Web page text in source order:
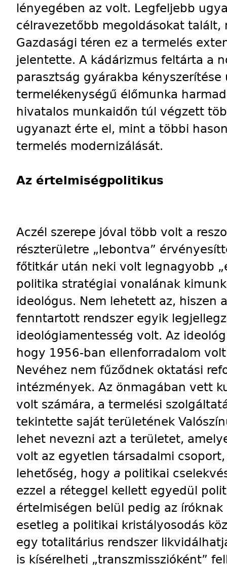
lényegében az volt. Legfeljebb
célravezetőbb megoldásokat talált,
Gazdasági téren ez a termelés
jelentette. A kádárizmus feltárta a
parasztság gyárakba kényszerítése
termelékenységű élőmunka
hivatalos munkaidőn túl végzett
ugyanazt érte el, mint a többi
termelés modernizálását.
Az értelmiségpolitikus
Aczél szerepe jóval több volt a
részterületre „lebontva”
főtitkár után neki volt legnagyobb
politika stratégiai vonalának
ideológus. Nem lehetett az, hiszen
fenntartott rendszer egyik
ideológiamentesség volt. Az
hogy 1956-ban ellenforradalom
Nevéhez nem fűződnek oktatási
intézmények. Az önmagában vett
volt számára, a termelési
tekintette saját területének
lehet nevezni azt a területet,
volt az egyetlen társadalmi
lehetőség, hogy a politikai
ezzel a réteggel kellett egyedül
értelmiségen belül pedig az
esetleg a politikai kristályosodás
egy totalitárius rendszer
is kísérelheti „transzmisszióként”